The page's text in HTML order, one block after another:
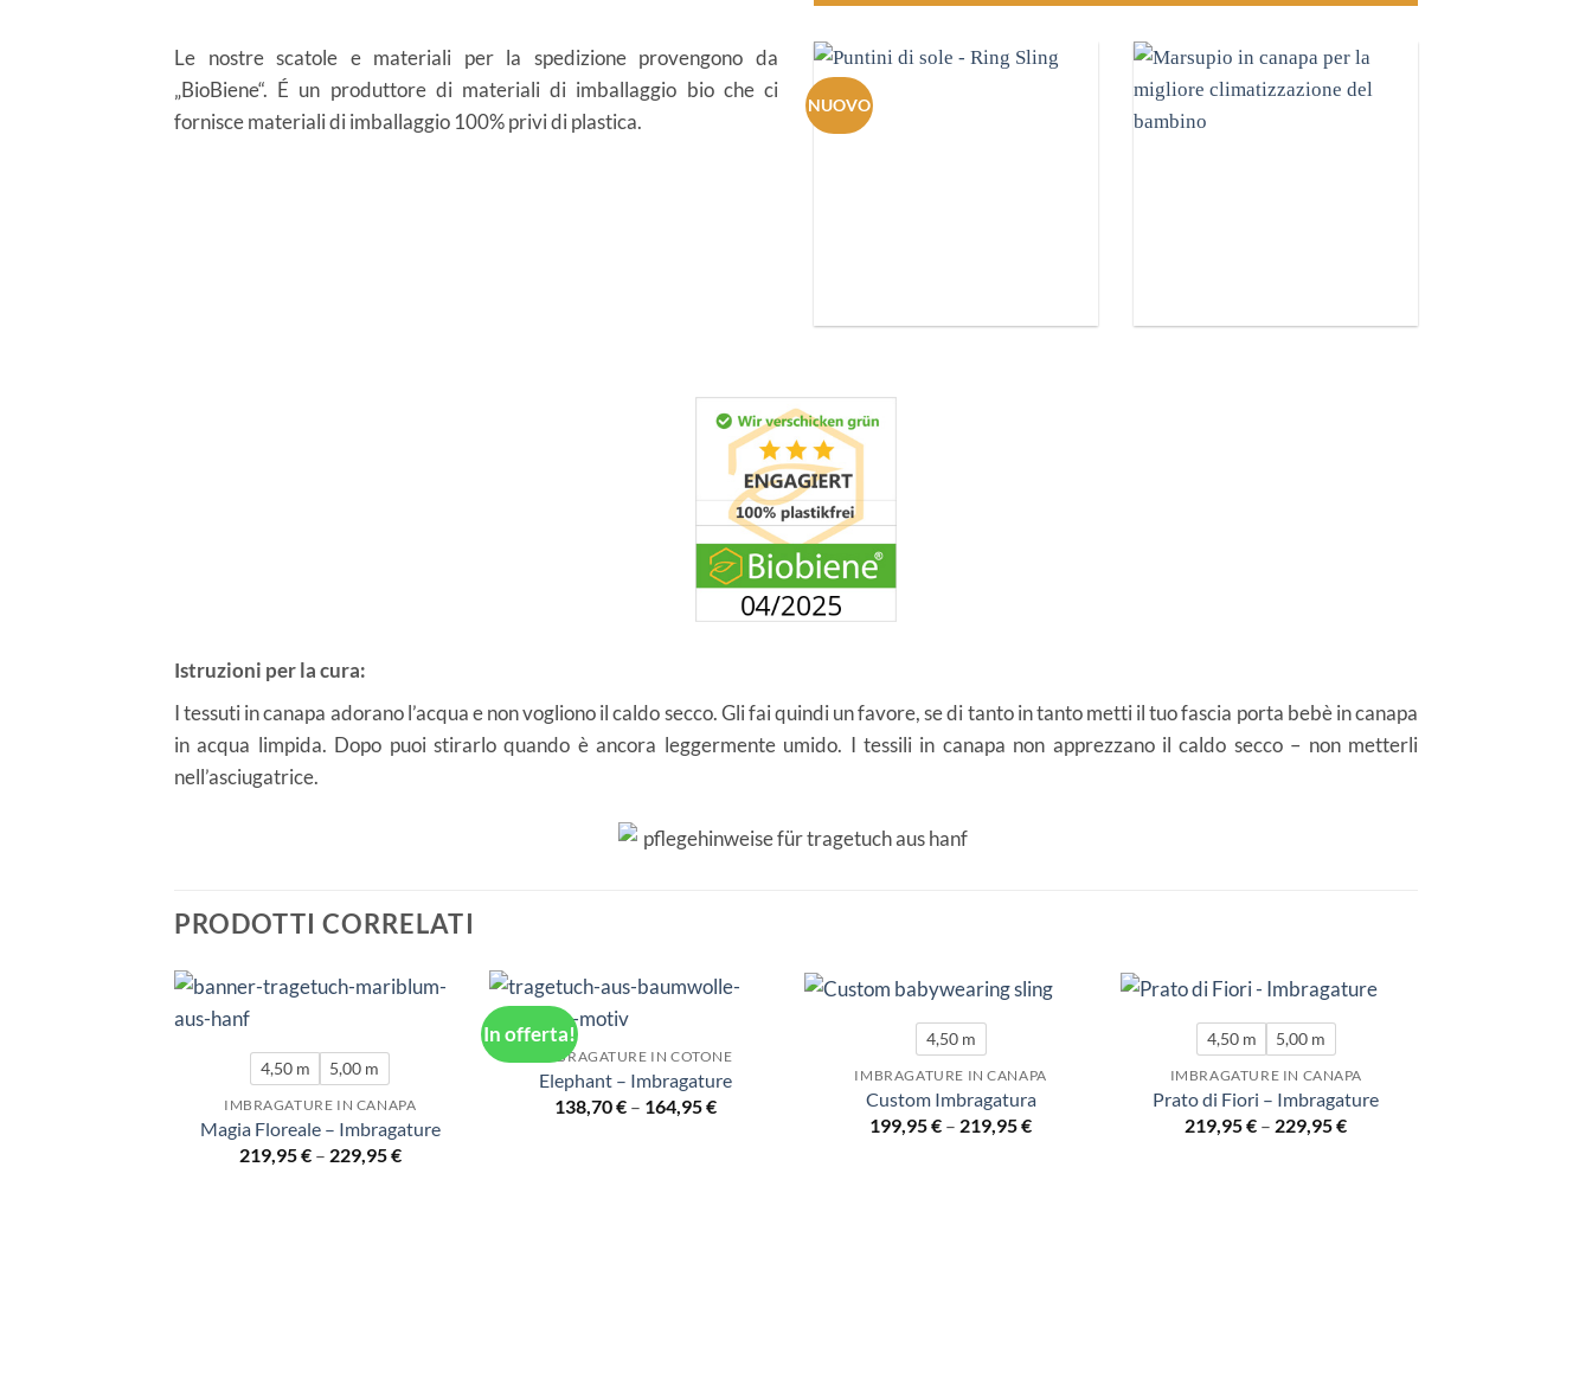
Le nostre scatole e materiali per la spedizione provengono da
„BioBiene“. É un produttore di materiali di imballaggio bio che ci
fornisce materiali di imballaggio 100% privi di plastica.
Istruzioni per la cura:
I tessuti in canapa adorano l’acqua e non vogliono il caldo secco. Gli fai quindi un favore, se di tanto in tanto metti il tuo fascia porta bebè in canapa
in acqua limpida. Dopo puoi stirarlo quando è ancora leggermente umido. I tessili in canapa non apprezzano il caldo secco – non metterli
nell’asciugatrice.
PRODOTTI CORRELATI
4,50 m 5,00 m
IMBRAGATURE IN CANAPA
Magia Floreale – Imbragature
219,95€– 229,95€
In offerta!
IMBRAGATURE IN COTONE
Elephant – Imbragature
138,70€– 164,95€
4,50 m
IMBRAGATURE IN CANAPA
Custom Imbragatura
199,95€ – 219,95€
4,50 m 5,00 m
IMBRAGATURE IN CANAPA
Prato di Fiori – Imbragature
219,95€ – 229,95€